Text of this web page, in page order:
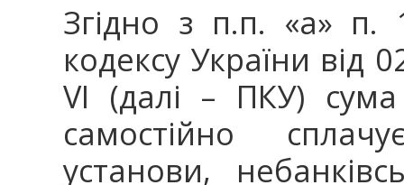
Згідно з п.п. «а» п.
кодексу України від
VІ (далі – ПКУ)
самостійно
установи,